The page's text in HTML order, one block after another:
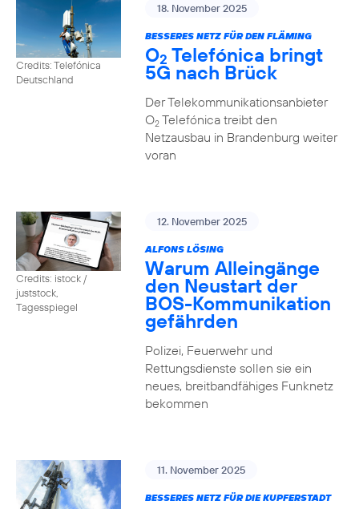
Credits: Telefónica
Deutschland
18. November 2025
BESSERES NETZ FÜR DEN FLÄMING
O2 Telefónica bringt
5G nach Brück
Der Telekommunikationsanbieter
O2Telefónica treibt den
Netzausbau in Brandenburg weiter
voran
Credits: istock /
juststock,
Tagesspiegel
12. November 2025
ALFONS LÖSING
Warum Alleingänge
den Neustart der
BOS-Kommunikation
gefährden
Polizei, Feuerwehr und
Rettungsdienste sollen sie ein
neues, breitbandfähiges Funknetz
bekommen
11. November 2025
BESSERES NETZ FÜR DIE KUPFERSTADT